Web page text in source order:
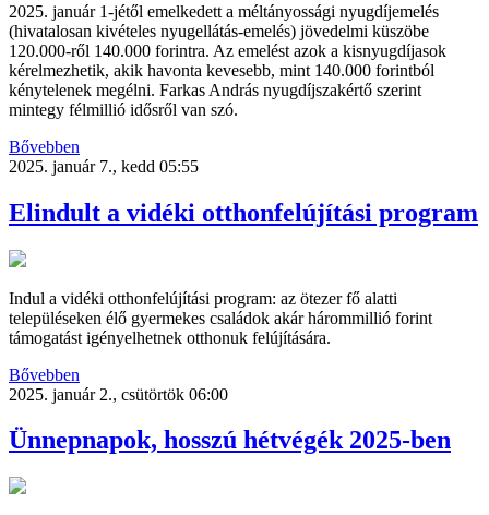
2025. január 1-jétől emelkedett a méltányossági nyugdíjemelés
(hivatalosan kivételes nyugellátás-emelés) jövedelmi küszöbe
120.000-ről 140.000 forintra. Az emelést azok a kisnyugdíjasok
kérelmezhetik, akik havonta kevesebb, mint 140.000 forintból
kénytelenek megélni. Farkas András nyugdíjszakértő szerint
mintegy félmillió idősről van szó.
Bővebben
2025. január 7., kedd 05:55
Elindult a vidéki otthonfelújítási program
Indul a vidéki otthonfelújítási program: az ötezer fő alatti
településeken élő gyermekes családok akár hárommillió forint
támogatást igényelhetnek otthonuk felújítására.
Bővebben
2025. január 2., csütörtök 06:00
Ünnepnapok, hosszú hétvégék 2025-ben